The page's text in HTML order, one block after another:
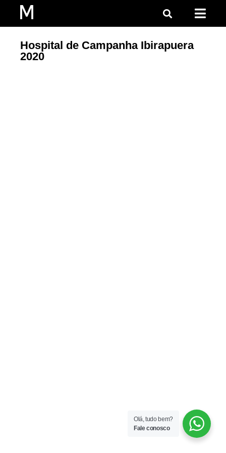
Hospital de Campanha Ibirapuera
2020
Olá, tudo bem?
Fale conosco